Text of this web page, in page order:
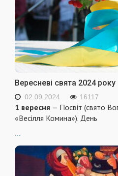
Вересневі свята 2024 року
02.09.2024 16117
1 вересня — Посвіт (свято
«Весілля Комина»). День
...